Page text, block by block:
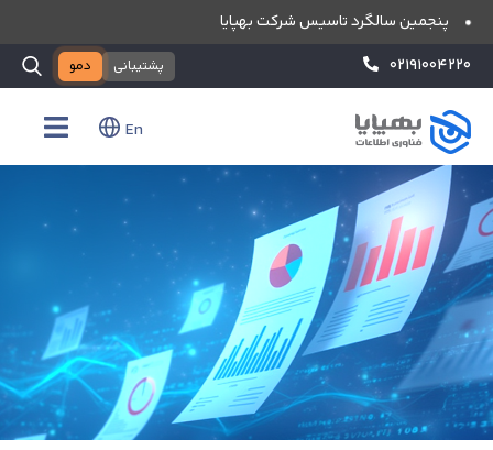
پنجمین سالگرد تاسیس شرکت بهپایا
۰۲۱۹۱۰۰۴۲۲۰
پشتیبانی دمو
En